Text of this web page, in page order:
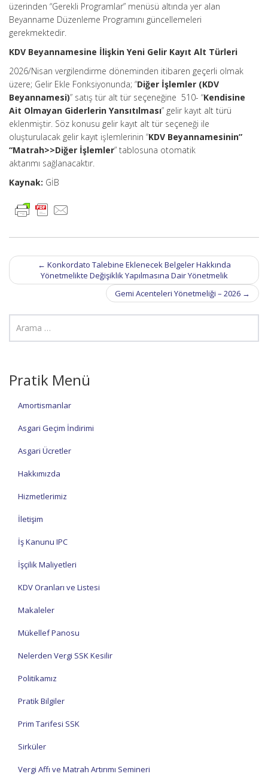
üzerinden “Gerekli Programlar” menüsü altında yer alan
Beyanname Düzenleme Programını güncellemeleri
gerekmektedir.
KDV Beyannamesine İlişkin Yeni Gelir Kayıt Alt Türleri
2026/Nisan vergilendirme döneminden itibaren geçerli olmak
üzere; Gelir Ekle Fonksiyonunda; “Diğer İşlemler (KDV
Beyannamesi)” satış tür alt tür seçeneğine 510- “Kendisine
Ait Olmayan Giderlerin Yansıtılması” gelir kayıt alt türü
eklenmiştir. Söz konusu gelir kayıt alt tür seçeneği ile
oluşturulacak gelir kayıt işlemlerinin “KDV Beyannamesinin”
“Matrah>>Diğer İşlemler” tablosuna otomatik
aktarımı sağlanacaktır.
Kaynak: GİB
Post
navigation
← Konkordato Talebine Eklenecek Belgeler Hakkında
Yönetmelikte Değişiklik Yapılmasına Dair Yönetmelik
Gemi Acenteleri Yönetmeliği – 2026 →
Pratik Menü
Amortismanlar
Asgari Geçim İndirimi
Asgari Ücretler
Hakkımızda
Hizmetlerimiz
İletişim
İş Kanunu IPC
İşçilik Maliyetleri
KDV Oranları ve Listesi
Makaleler
Mükellef Panosu
Nelerden Vergi SSK Kesilir
Politikamız
Pratik Bilgiler
Prim Tarifesi SSK
Sirküler
Vergi Affı ve Matrah Artırımı Semineri